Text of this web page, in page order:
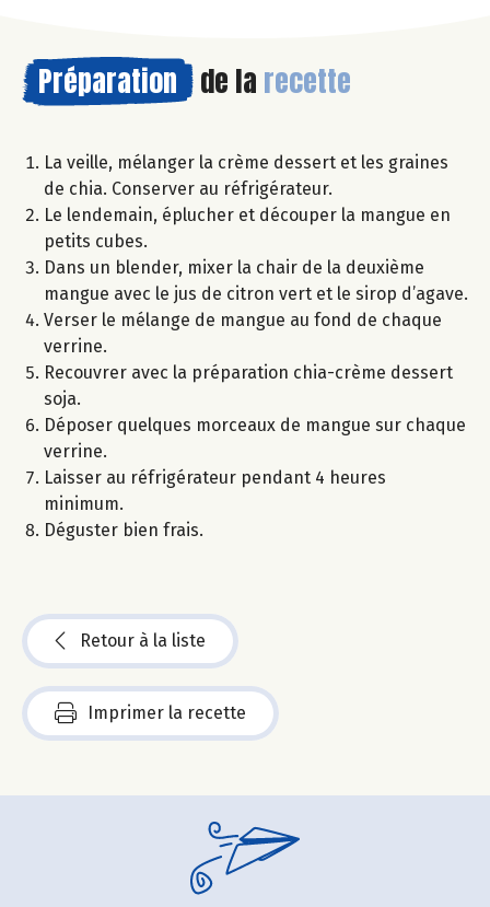
Préparation de la recette
La veille, mélanger la crème dessert et les graines
de chia. Conserver au réfrigérateur.
Le lendemain, éplucher et découper la mangue en
petits cubes.
Dans un blender, mixer la chair de la deuxième
mangue avec le jus de citron vert et le sirop d’agave.
Verser le mélange de mangue au fond de chaque
verrine.
Recouvrer avec la préparation chia-crème dessert
soja.
Déposer quelques morceaux de mangue sur chaque
verrine.
Laisser au réfrigérateur pendant 4 heures
minimum.
Déguster bien frais.
Retour à la liste
Imprimer la recette